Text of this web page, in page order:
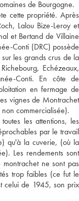
de Bourgogne.
cette propriété. Après
Lalou Bize-Leroy et
et Bertand de Villaine
Conti (DRC) possède
les grands crus de la
Echézeaux,
Conti. En côte de
en fermage de
vignes de Montrachet
commercialisée).
les attentions, les
par le travail
qu'à la cuverie, (où la
Les rendements sont
ne sont pas
trop faibles (ce fut le
celui de 1945, son prix